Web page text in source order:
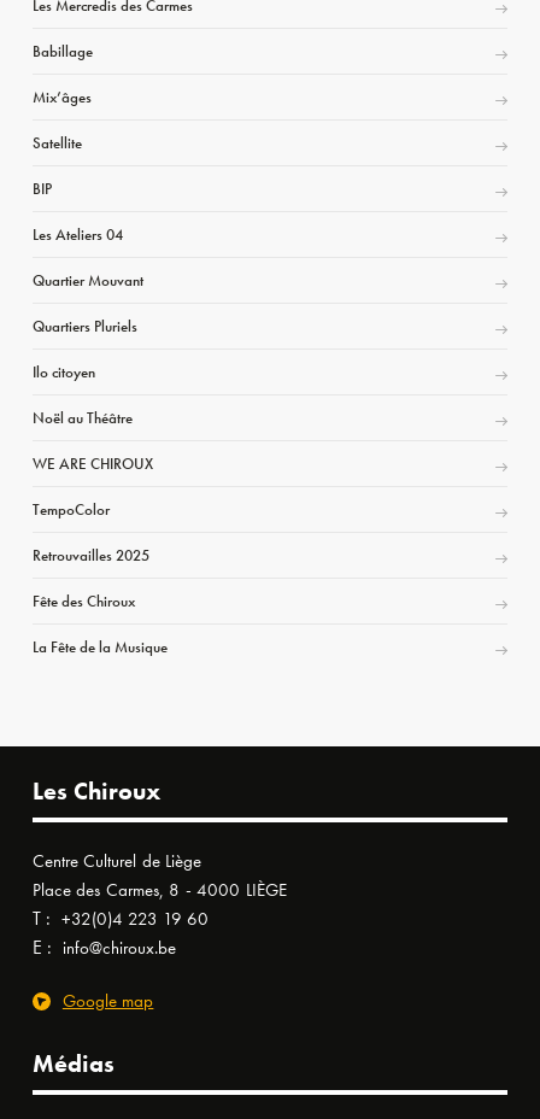
Les Mercredis des Carmes
Babillage
Mix’âges
Satellite
BIP
Les Ateliers 04
Quartier Mouvant
Quartiers Pluriels
Ilo citoyen
Noël au Théâtre
WE ARE CHIROUX
TempoColor
Retrouvailles 2025
Fête des Chiroux
La Fête de la Musique
Les Chiroux
Centre Culturel de Liège
Place des Carmes, 8 - 4000 LIÈGE
T : +32(0)4 223 19 60
E : info@chiroux.be
Google map
Médias